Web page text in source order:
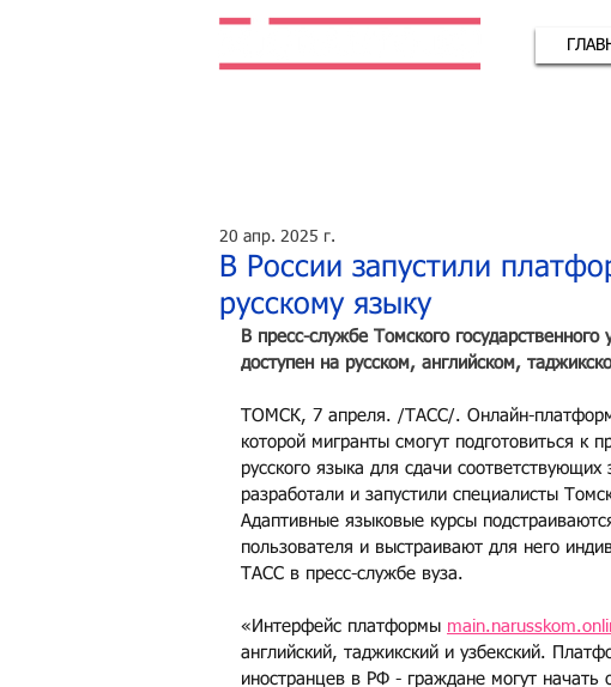
В России запустили
русскому языку
20 апр. 2025 г.
В пресс-службе Томского
доступен на русском, английском,
ТОМСК, 7 апреля. /ТАСС/. Онлайн-
которой мигранты смогут подготовиться к
русского языка для сдачи
разработали и запустили специалисты
Адаптивные языковые курсы
пользователя и выстраивают для него
ТАСС в пресс-службе вуза.
«Интерфейс платформы
английский, таджикский и узбекский.
иностранцев в РФ - граждане могут начать